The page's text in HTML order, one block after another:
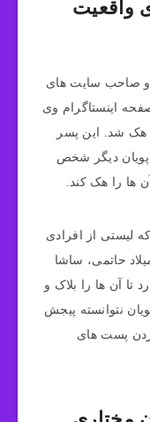
واقعیت
و صاحب سایت های
اینستاگرام وی
هک شد. این پسر
پویان دیگر شخص
ها را هک کند.
لیستی از افرادی
حاتمی، ساشا
تا آن ها را بلاک و
نتوانسته پیجش
پست های